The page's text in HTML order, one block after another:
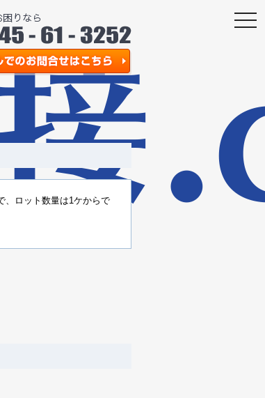
、ロット数量は1ケからで